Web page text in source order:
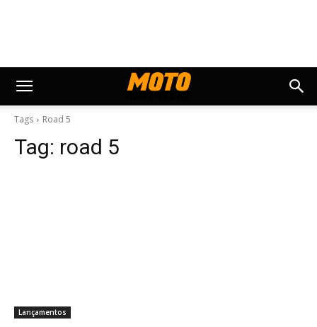
Tags Road 5
Tag: road 5
Lançamentos